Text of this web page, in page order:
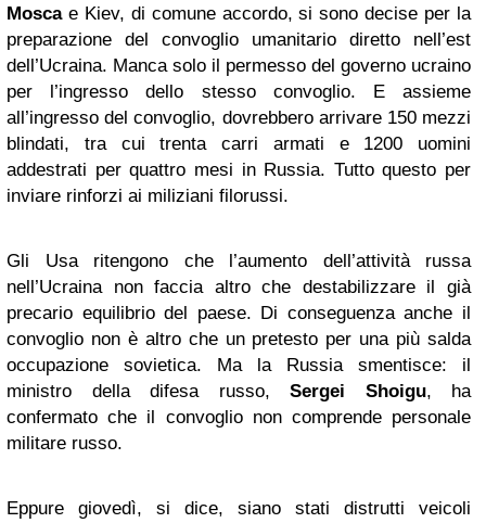
Moscae Kiev, di comune accordo, si sono decise per la
preparazione del convoglio umanitario diretto nell’est
dell’Ucraina. Manca solo il permesso del governo ucraino
per l’ingresso dello stesso convoglio. E assieme
all’ingresso del convoglio, dovrebbero arrivare 150 mezzi
blindati, tra cui trenta carri armati e 1200 uomini
addestrati per quattro mesi in Russia. Tutto questo per
inviare rinforzi ai miliziani filorussi.
Gli Usa ritengono che l’aumento dell’attività russa
nell’Ucraina non faccia altro che destabilizzare il già
precario equilibrio del paese. Di conseguenza anche il
convoglio non è altro che un pretesto per una più salda
occupazione sovietica. Ma la Russia smentisce: il
ministro della difesa russo, Sergei Shoigu, ha
confermato che il convoglio non comprende personale
militare russo.
Eppure giovedì, si dice, siano stati distrutti veicoli